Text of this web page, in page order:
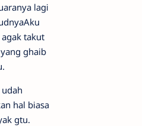
lagi
takut
ghaib
hal biasa
gtu.